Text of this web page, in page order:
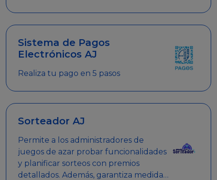
Sistema de Pagos
Electrónicos AJ
Realiza tu pago en 5 pasos
Sorteador AJ
Permite a los administradores de
juegos de azar probar funcionalidades
y planificar sorteos con premios
detallados. Además, garantiza medidas